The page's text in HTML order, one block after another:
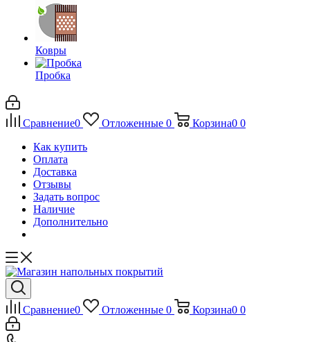
Ковры
Пробка
Сравнение0 Отложенные 0 Корзина0 0
Как купить
Оплата
Доставка
Отзывы
Задать вопрос
Наличие
Дополнительно
Сравнение0 Отложенные 0 Корзина0 0